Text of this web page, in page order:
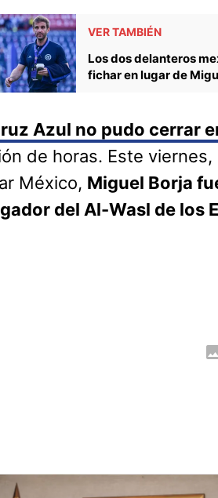
VER TAMBIÉN
Los dos delanteros
fichar en lugar de
Azul no pudo cerrar
de horas. Este
México, Miguel Borja
del Al-Wasl de los